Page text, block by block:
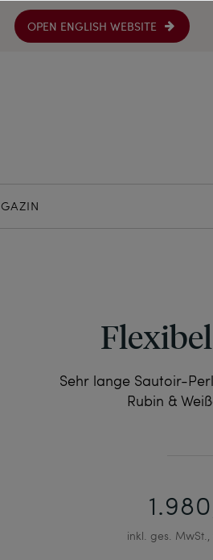
OPEN ENGLISH WEBSITE
Sehr lange Sautoir-
Rubin &
inkl. ges.